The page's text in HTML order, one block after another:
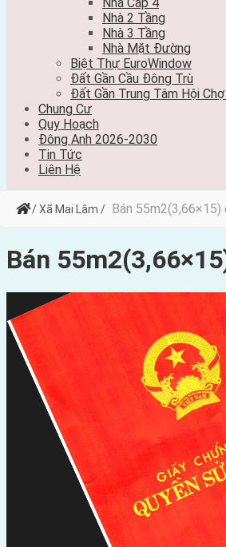
Nhà 2 Tầng
Nhà 3 Tầng
Nhà Mặt Đường
Biệt Thự EuroWindow
Đất Gần Cầu Đông Trù
Đất Gần Trung Tâm Hội
Chung Cư
Quy Hoạch
Đông Anh 2026-2030
Tin Tức
Liên Hệ
/ Xã Mai Lâm / Bán
Bán